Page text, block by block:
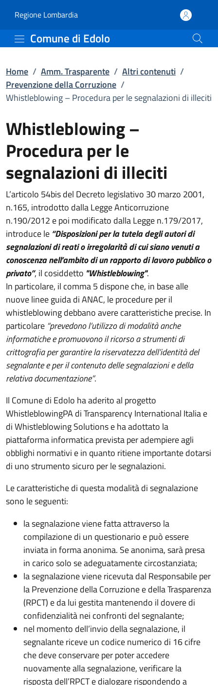
Whistleblowing –
Regione Lombardia(apre in un'altra scheda).
Comune di Edolo
Home / Amm. Trasparente / Altri contenuti /
Prevenzione della Corruzione /
Whistleblowing – Procedura per le segnalazioni di illeciti
Whistleblowing –
Procedura per le
segnalazioni di illeciti
L’articolo 54bis del Decreto legislativo 30 marzo 2001,
n.165, introdotto dalla Legge Anticorruzione
n.190/2012 e poi modificato dalla Legge n.179/2017,
introduce le “Disposizioni per la tutela degli autori di
segnalazioni di reati o irregolarità di cui siano venuti a
conoscenza nell’ambito di un rapporto di lavoro pubblico o
privato”, il cosiddetto "Whistleblowing".
In particolare, il comma 5 dispone che, in base alle
nuove linee guida di ANAC, le procedure per il
whistleblowing debbano avere caratteristiche precise. In
particolare “prevedono l’utilizzo di modalità anche
informatiche e promuovono il ricorso a strumenti di
crittografia per garantire la riservatezza dell’identità del
segnalante e per il contenuto delle segnalazioni e della
relativa documentazione”.
Il Comune di Edolo ha aderito al progetto
WhistleblowingPA di Transparency International Italia e
di Whistleblowing Solutions e ha adottato la
piattaforma informatica prevista per adempiere agli
obblighi normativi e in quanto ritiene importante dotarsi
di uno strumento sicuro per le segnalazioni.
Le caratteristiche di questa modalità di segnalazione
sono le seguenti:
la segnalazione viene fatta attraverso la
compilazione di un questionario e può essere
inviata in forma anonima. Se anonima, sarà presa
in carico solo se adeguatamente circostanziata;
la segnalazione viene ricevuta dal Responsabile per
la Prevenzione della Corruzione e della Trasparenza
(RPCT) e da lui gestita mantenendo il dovere di
confidenzialità nei confronti del segnalante;
nel momento dell’invio della segnalazione, il
segnalante riceve un codice numerico di 16 cifre
che deve conservare per poter accedere
nuovamente alla segnalazione, verificare la
risposta dell’RPCT e dialogare rispondendo a